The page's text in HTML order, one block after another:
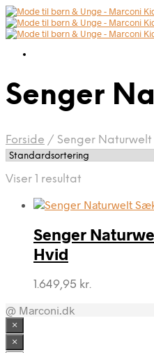
Senger
Forside / Senger Naturwelt
Viser 1 resultat
Senger
Hvid
1.649,95 kr.
@ Marconi.dk
×
×